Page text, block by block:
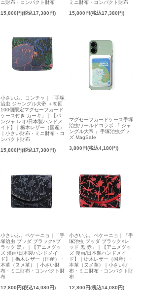
ニ財布・コンパクト財布
15,800円(税込17,380円)
ミニ財布・コンパクト財布
15,800円(税込17,380円)
小さいふ。コンチャ｜「手塚
治虫 ジャングル大帝 ＋初回
100個限定マグセーフカード
ケース付き カーキ」｜【パ
ンジャ レオ/日本製ハンドメ
イド】｜栃木レザー（国産）
｜小さい財布・ミニ財布・コ
ンパクト財布
15,800円(税込17,380円)
マグセーフカードケース手塚
治虫ワールドコラボ 『 ジャ
ングル大帝 』手塚治虫グッ
ズ MagSafe
3,800円(税込4,180円)
小さいふ。ペケーニョ｜「手
塚治虫 ブッダ ブラック×ブ
ラック 黒」｜【アニメグッ
ズ 漫画/日本製ハンドメイ
ド】｜栃木レザー（国産）・
本革（ヌメ革）｜小さい財
布・ミニ財布・コンパクト財
布
12,800円(税込14,080円)
小さいふ。ペケーニョ｜「手
塚治虫 ブッダ ブラック×レ
ッド 黒 赤」｜【アニメグッ
ズ 漫画/日本製ハンドメイ
ド】｜栃木レザー（国産）・
本革（ヌメ革）｜小さい財
布・ミニ財布・コンパクト財
布
12,800円(税込14,080円)